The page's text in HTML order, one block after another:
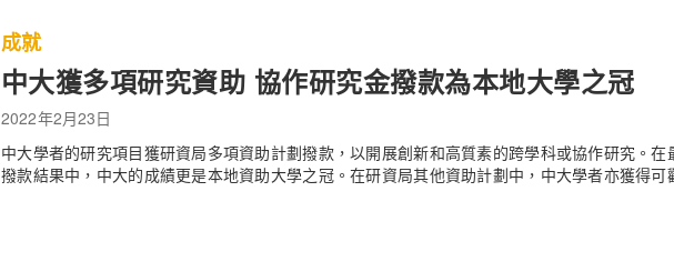
成就
中大獲多項研究資助 協作研究金撥款為本地大學之冠
2022年2月23日
中大學者的研究項目獲研資局多項資助計劃撥款，以開展創新和高質素的跨學科或協作研究。在
撥款結果中，中大的成績更是本地資助大學之冠。在研資局其他資助計劃中，中大學者亦獲得可